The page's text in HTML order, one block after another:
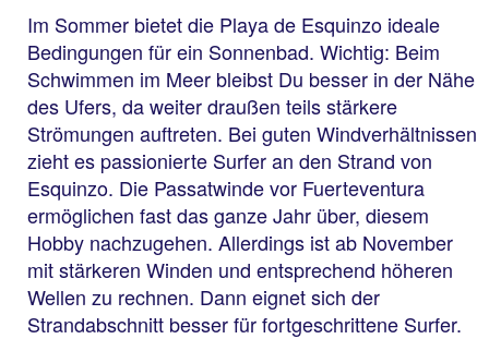
Im Sommer bietet die Playa de Esquinzo ideale
Bedingungen für ein Sonnenbad. Wichtig: Beim
Schwimmen im Meer bleibst Du besser in der Nähe
des Ufers, da weiter draußen teils stärkere
Strömungen auftreten. Bei guten Windverhältnissen
zieht es passionierte Surfer an den Strand von
Esquinzo. Die Passatwinde vor Fuerteventura
ermöglichen fast das ganze Jahr über, diesem
Hobby nachzugehen. Allerdings ist ab November
mit stärkeren Winden und entsprechend höheren
Wellen zu rechnen. Dann eignet sich der
Strandabschnitt besser für fortgeschrittene Surfer.